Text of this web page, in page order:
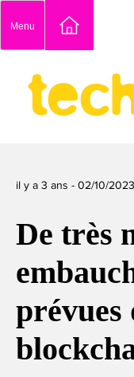
content
Menu
il y a 3 ans - 02/10/2023
De très
prévues